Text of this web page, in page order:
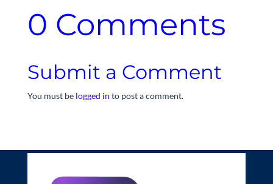
0 Comments
Submit a Comment
You must be logged in to post a comment.